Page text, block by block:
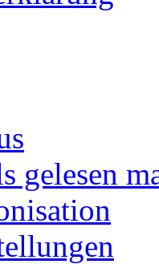
gelesen